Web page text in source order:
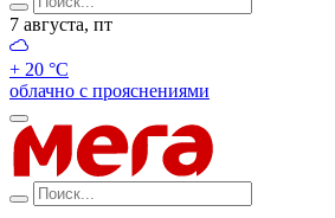
7 августа, пт
+ 20 °С
облачно с прояснениями